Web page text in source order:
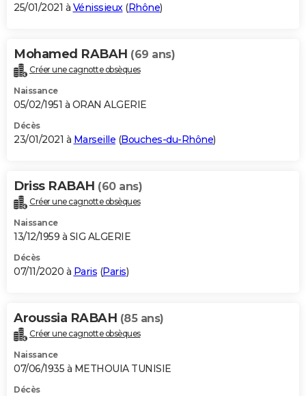
25/01/2021 à Vénissieux(Rhône)
Mohamed RABAH (69 ans)
Créer une cagnotte obsèques
Naissance
05/02/1951 à ORAN ALGERIE
Décès
23/01/2021 à Marseille (Bouches-du-Rhône)
Driss RABAH (60 ans)
Créer une cagnotte obsèques
Naissance
13/12/1959 à SIG ALGERIE
Décès
07/11/2020 à Paris (Paris)
Aroussia RABAH (85 ans)
Créer une cagnotte obsèques
Naissance
07/06/1935 à METHOUIA TUNISIE
Décès